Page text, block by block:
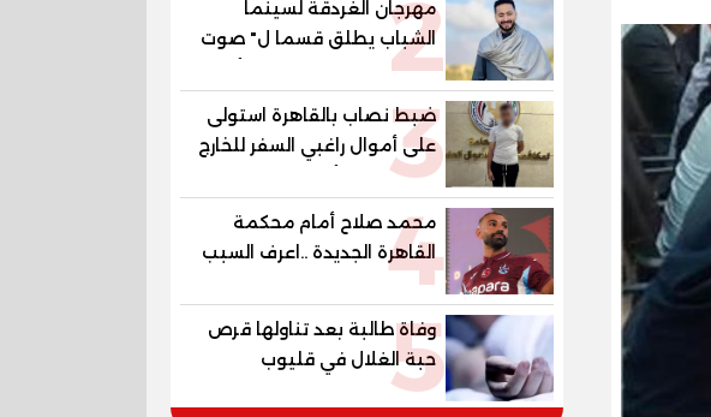
2
مهرجان الغردقة لسينما
الشباب يطلق قسما ل" صوت
السينما" ..وحمادة هلال أول
المكرمين
3
ضبط نصاب بالقاهرة استولى
على أموال راغبي السفر للخارج
بزعم توفير تأشيرات
4
محمد صلاح أمام محكمة
القاهرة الجديدة ..اعرف السبب
5
وفاة طالبة بعد تناولها قرص
حبة الغلال في قليوب